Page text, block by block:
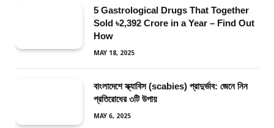
5 Gastrological Drugs That Together
Sold ৳2,392 Crore in a Year – Find Out
How
MAY 18, 2025
বাংলাদেশে স্ক্যাবিস (scabies) প্রাদুর্ভাব: জেনে নিন
প্রতিরোধের ৩টি উপায়
MAY 6, 2025